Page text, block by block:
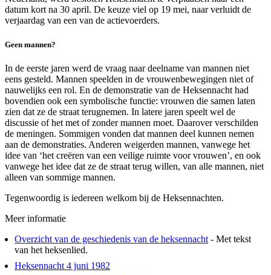
datum kort na 30 april. De keuze viel op 19 mei, naar verluidt de
verjaardag van een van de actievoerders.
Geen mannen?
In de eerste jaren werd de vraag naar deelname van mannen niet
eens gesteld. Mannen speelden in de vrouwenbewegingen niet of
nauwelijks een rol. En de demonstratie van de Heksennacht had
bovendien ook een symbolische functie: vrouwen die samen laten
zien dat ze de straat terugnemen. In latere jaren speelt wel de
discussie of het met of zonder mannen moet. Daarover verschilden
de meningen. Sommigen vonden dat mannen deel kunnen nemen
aan de demonstraties. Anderen weigerden mannen, vanwege het
idee van ‘het creëren van een veilige ruimte voor vrouwen’, en ook
vanwege het idee dat ze de straat terug willen, van alle mannen, niet
alleen van sommige mannen.
Tegenwoordig is iedereen welkom bij de Heksennachten.
Meer informatie
Overzicht van de geschiedenis van de heksennacht - Met tekst
van het heksenlied.
Heksennacht 4 juni 1982